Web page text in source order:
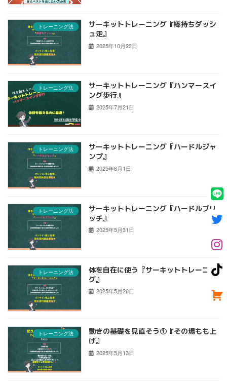
トレーニング法
サーキットトレーニング『棒持ちダッシ
ュ走』
2025年10月22日
トレーニング法
サーキットトレーニング『ハンマースイ
ング歩行』
2025年7月21日
トレーニング法
サーキットトレーニング『ハードルジャ
ンプ』
2025年6月1日
トレーニング法
サーキットトレーニング『ハードルブリ
ッチ』
2025年5月31日
トレーニング法
体を自在に使う『サーキットトレーニン
グ』
2025年5月20日
トレーニング法
動きの基礎を見直そう①『その場もも上
げ』
2025年5月13日